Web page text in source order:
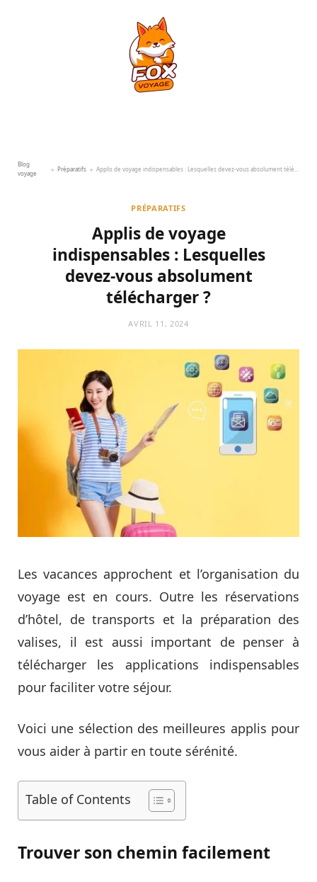
Blog
voyage
» Préparatifs »
PRÉPARATIFS
Applis de voyage
indispensables : Lesquelles
devez-vous absolument
télécharger ?
AVRIL 11, 2024
Les vacances approchent et l’organisation du
voyage est en cours. Outre les réservations
d’hôtel, de transports et la préparation des
valises, il est aussi important de penser à
télécharger les applications indispensables
pour faciliter votre séjour.
Voici une sélection des meilleures applis pour
vous aider à partir en toute sérénité.
Table of Contents
Trouver son chemin facilement